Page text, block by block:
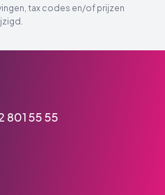
tax codes en/of prijzen
801 55 55